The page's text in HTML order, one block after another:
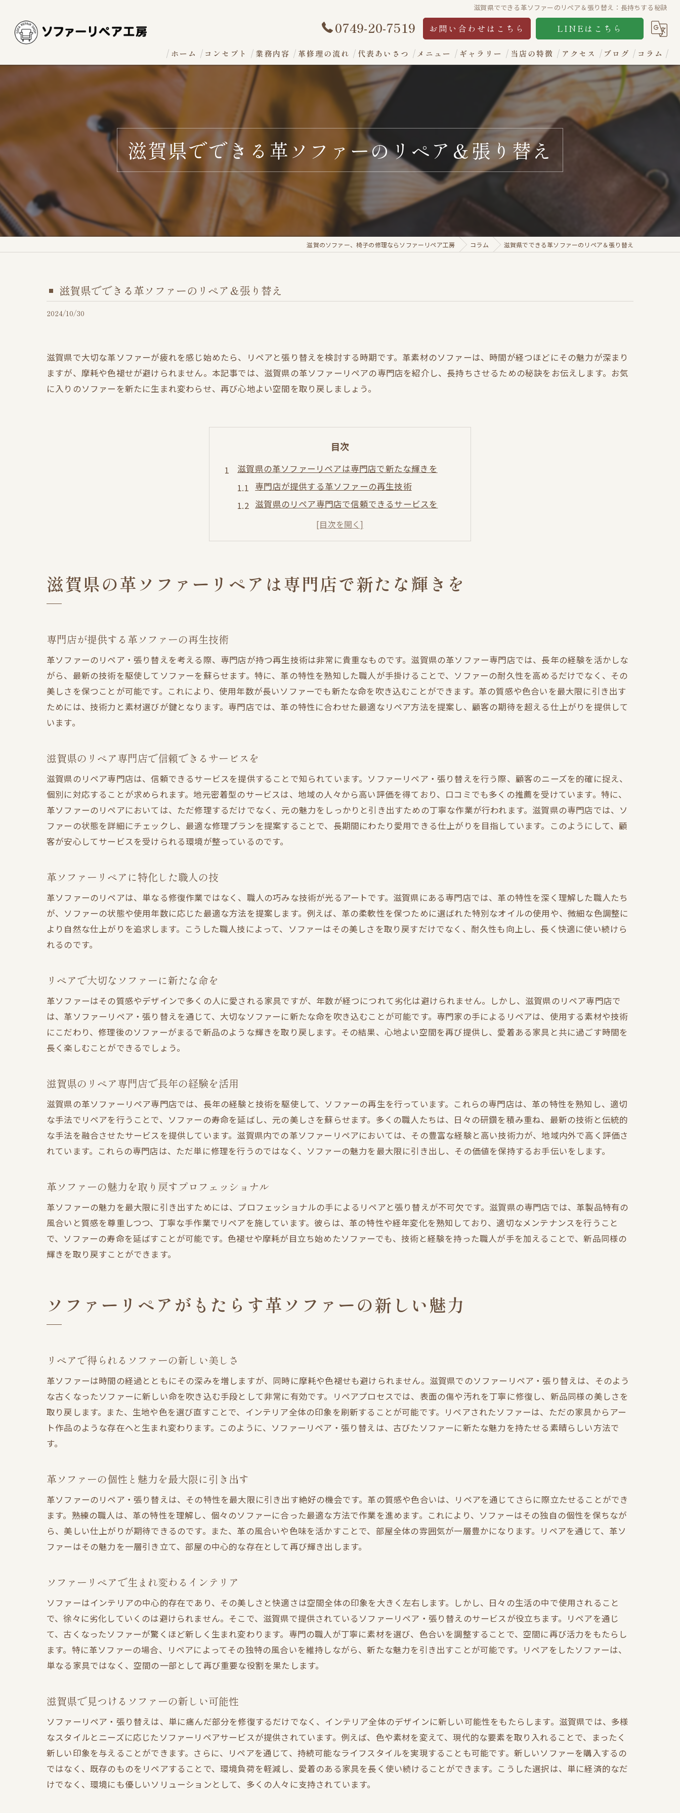
滋賀県でできる革ソファーのリペア＆張り替え：長持ちする秘訣
0749-20-7519 お問い合わせはこちら LINEはこちら
ホーム コンセプト 業務内容 革修理の流れ 代表あいさつ メニュー ギャラリー 当店の特徴
財布
カバン
ソファー
イス
アクセス ブログ コラム
滋賀県でできる革ソファーのリペア＆張り替え
滋賀のソファー、椅子の修理ならソファーリペア工房 コラム 滋賀県でできる革ソファーのリペア＆張り替え
滋賀県でできる革ソファーのリペア＆張り替え
2024/10/30
滋賀県で大切な革ソファーが疲れを感じ始めたら、リペアと張り替えを検討する時期です。革素材のソファーは、時間が経つほどにその魅力が深まり
ますが、摩耗や色褪せが避けられません。本記事では、滋賀県の革ソファーリペアの専門店を紹介し、長持ちさせるための秘訣をお伝えします。お気
に入りのソファーを新たに生まれ変わらせ、再び心地よい空間を取り戻しましょう。
目次
滋賀県の革ソファーリペアは専門店で新たな輝きを
専門店が提供する革ソファーの再生技術
滋賀県のリペア専門店で信頼できるサービスを
革ソファーリペアに特化した職人の技
リペアで大切なソファーに新たな命を
革ソファーの魅力を取り戻すプロフェッショナル
ソファーリペアがもたらす革ソファーの新しい魅力
滋賀県で見つけるソファーの新しい可能性
リペアを通じて革ソファーに息吹を
革ソファーリペアで快適性とデザインを両立
革ソファーの長寿命を実現するテクニック
プロの手で実現するソファーの耐久性
ソファーリペアで滋賀県の暮らしに心地よさを再発見
革ソファーのリペアで家族の団らんを支える
滋賀県の住まいにフィットするソファーの再設計
滋賀県のソファー張り替えでお気に入りを再生する
張り替えで実現するソファーの新しい命
ソファーの張り替えで空間に新風を
長持ちする革ソファーはリペアが鍵
滋賀県で圧倒的な耐久性を実現するリペア
長持ちするソファーは日々のケアから
滋賀県の専門店で叶えるソファーの新たな命
革ソファーに新たな命を吹き込むプロの技
滋賀県の技術でソファーに新たな輝きを
リペアでソファーに込められた思いを再生
革ソファーに新たなライフスタイルを
滋賀県の革ソファーリペアは専門店で新たな輝きを
専門店が提供する革ソファーの再生技術
革ソファーのリペア・張り替えを考える際、専門店が持つ再生技術は非常に貴重なものです。滋賀県の革ソファー専門店では、長年の経験を活かしな
がら、最新の技術を駆使してソファーを蘇らせます。特に、革の特性を熟知した職人が手掛けることで、ソファーの耐久性を高めるだけでなく、その
美しさを保つことが可能です。これにより、使用年数が長いソファーでも新たな命を吹き込むことができます。革の質感や色合いを最大限に引き出す
ためには、技術力と素材選びが鍵となります。専門店では、革の特性に合わせた最適なリペア方法を提案し、顧客の期待を超える仕上がりを提供して
います。
滋賀県のリペア専門店で信頼できるサービスを
滋賀県のリペア専門店は、信頼できるサービスを提供することで知られています。ソファーリペア・張り替えを行う際、顧客のニーズを的確に捉え、
個別に対応することが求められます。地元密着型のサービスは、地域の人々から高い評価を得ており、口コミでも多くの推薦を受けています。特に、
革ソファーのリペアにおいては、ただ修理するだけでなく、元の魅力をしっかりと引き出すための丁寧な作業が行われます。滋賀県の専門店では、ソ
ファーの状態を詳細にチェックし、最適な修理プランを提案することで、長期間にわたり愛用できる仕上がりを目指しています。このようにして、顧
客が安心してサービスを受けられる環境が整っているのです。
革ソファーリペアに特化した職人の技
革ソファーのリペアは、単なる修復作業ではなく、職人の巧みな技術が光るアートです。滋賀県にある専門店では、革の特性を深く理解した職人たち
が、ソファーの状態や使用年数に応じた最適な方法を提案します。例えば、革の柔軟性を保つために選ばれた特別なオイルの使用や、微細な色調整に
より自然な仕上がりを追求します。こうした職人技によって、ソファーはその美しさを取り戻すだけでなく、耐久性も向上し、長く快適に使い続けら
れるのです。
リペアで大切なソファーに新たな命を
革ソファーはその質感やデザインで多くの人に愛される家具ですが、年数が経つにつれて劣化は避けられません。しかし、滋賀県のリペア専門店で
は、革ソファーリペア・張り替えを通じて、大切なソファーに新たな命を吹き込むことが可能です。専門家の手によるリペアは、使用する素材や技術
にこだわり、修理後のソファーがまるで新品のような輝きを取り戻します。その結果、心地よい空間を再び提供し、愛着ある家具と共に過ごす時間を
長く楽しむことができるでしょう。
滋賀県のリペア専門店で長年の経験を活用
滋賀県の革ソファーリペア専門店では、長年の経験と技術を駆使して、ソファーの再生を行っています。これらの専門店は、革の特性を熟知し、適切
な手法でリペアを行うことで、ソファーの寿命を延ばし、元の美しさを蘇らせます。多くの職人たちは、日々の研鑽を積み重ね、最新の技術と伝統的
な手法を融合させたサービスを提供しています。滋賀県内での革ソファーリペアにおいては、その豊富な経験と高い技術力が、地域内外で高く評価さ
れています。これらの専門店は、ただ単に修理を行うのではなく、ソファーの魅力を最大限に引き出し、その価値を保持するお手伝いをします。
革ソファーの魅力を取り戻すプロフェッショナル
革ソファーの魅力を最大限に引き出すためには、プロフェッショナルの手によるリペアと張り替えが不可欠です。滋賀県の専門店では、革製品特有の
風合いと質感を尊重しつつ、丁寧な手作業でリペアを施しています。彼らは、革の特性や経年変化を熟知しており、適切なメンテナンスを行うこと
で、ソファーの寿命を延ばすことが可能です。色褪せや摩耗が目立ち始めたソファーでも、技術と経験を持った職人が手を加えることで、新品同様の
輝きを取り戻すことができます。
ソファーリペアがもたらす革ソファーの新しい魅力
リペアで得られるソファーの新しい美しさ
革ソファーは時間の経過とともにその深みを増しますが、同時に摩耗や色褪せも避けられません。滋賀県でのソファーリペア・張り替えは、そのよう
な古くなったソファーに新しい命を吹き込む手段として非常に有効です。リペアプロセスでは、表面の傷や汚れを丁寧に修復し、新品同様の美しさを
取り戻します。また、生地や色を選び直すことで、インテリア全体の印象を刷新することが可能です。リペアされたソファーは、ただの家具からアー
ト作品のような存在へと生まれ変わります。このように、ソファーリペア・張り替えは、古びたソファーに新たな魅力を持たせる素晴らしい方法で
す。
革ソファーの個性と魅力を最大限に引き出す
革ソファーのリペア・張り替えは、その特性を最大限に引き出す絶好の機会です。革の質感や色合いは、リペアを通じてさらに際立たせることができ
ます。熟練の職人は、革の特性を理解し、個々のソファーに合った最適な方法で作業を進めます。これにより、ソファーはその独自の個性を保ちなが
ら、美しい仕上がりが期待できるのです。また、革の風合いや色味を活かすことで、部屋全体の雰囲気が一層豊かになります。リペアを通じて、革ソ
ファーはその魅力を一層引き立て、部屋の中心的な存在として再び輝き出します。
ソファーリペアで生まれ変わるインテリア
ソファーはインテリアの中心的存在であり、その美しさと快適さは空間全体の印象を大きく左右します。しかし、日々の生活の中で使用されること
で、徐々に劣化していくのは避けられません。そこで、滋賀県で提供されているソファーリペア・張り替えのサービスが役立ちます。リペアを通じ
て、古くなったソファーが驚くほど新しく生まれ変わります。専門の職人が丁寧に素材を選び、色合いを調整することで、空間に再び活力をもたらし
ます。特に革ソファーの場合、リペアによってその独特の風合いを維持しながら、新たな魅力を引き出すことが可能です。リペアをしたソファーは、
単なる家具ではなく、空間の一部として再び重要な役割を果たします。
滋賀県で見つけるソファーの新しい可能性
ソファーリペア・張り替えは、単に痛んだ部分を修復するだけでなく、インテリア全体のデザインに新しい可能性をもたらします。滋賀県では、多様
なスタイルとニーズに応じたソファーリペアサービスが提供されています。例えば、色や素材を変えて、現代的な要素を取り入れることで、まったく
新しい印象を与えることができます。さらに、リペアを通じて、持続可能なライフスタイルを実現することも可能です。新しいソファーを購入するの
ではなく、既存のものをリペアすることで、環境負荷を軽減し、愛着のある家具を長く使い続けることができます。こうした選択は、単に経済的なだ
けでなく、環境にも優しいソリューションとして、多くの人々に支持されています。